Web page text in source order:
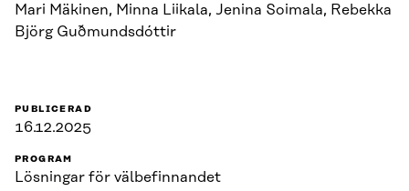
Mari Mäkinen, Minna Liikala, Jenina Soimala, Rebekka
Björg Guðmundsdóttir
PUBLICERAD
16.12.2025
PROGRAM
Lösningar för välbefinnandet